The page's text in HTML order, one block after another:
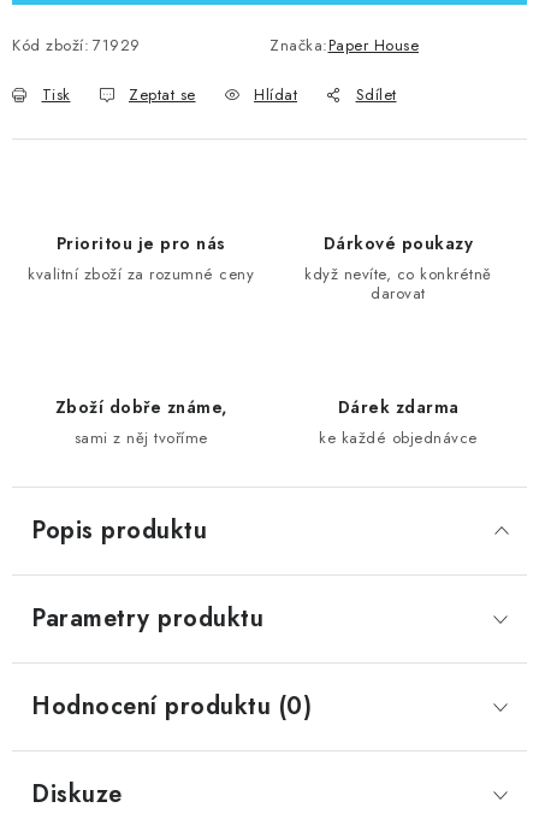
Kód zboží: 71929 Značka:Paper House
Tisk Zeptat se Hlídat Sdílet
Prioritou je pro nás
kvalitní zboží za rozumné ceny
Dárkové poukazy
když nevíte, co konkrétně
darovat
Zboží dobře známe,
sami z něj tvoříme
Dárek zdarma
ke každé objednávce
Popis produktu
Parametry produktu
Hodnocení produktu (0)
Diskuze